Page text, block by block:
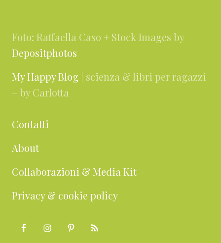
Foto: Raffaella Caso + Stock Images by
Depositphotos
My Happy Blog | scienza & libri per ragazzi
– by Carlotta
Contatti
About
Collaborazioni & Media Kit
Privacy & cookie policy